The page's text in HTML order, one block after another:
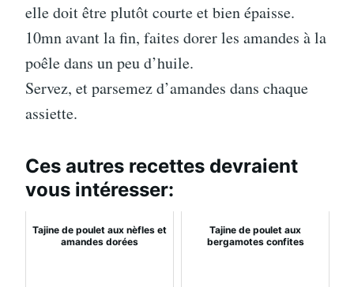
elle doit être plutôt courte et bien épaisse.
10mn avant la fin, faites dorer les amandes à la
poêle dans un peu d’huile.
Servez, et parsemez d’amandes dans chaque
assiette.
Ces autres recettes devraient
vous intéresser:
Tajine de poulet aux nèfles et
amandes dorées
Tajine de poulet aux
bergamotes confites